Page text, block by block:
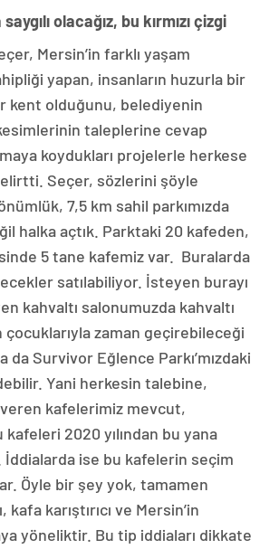
olacağız, bu kırmızı çizgi
Mersin’in farklı yaşam
yapan, insanların huzurla bir
kent olduğunu, belediyenin
taleplerine cevap
koydukları projelerle herkese
Seçer, sözlerini şöyle
7,5 km sahil parkımızda
halka açtık. Parktaki 20 kafeden,
5 tane kafemiz var. Buralarda
satılabiliyor. İsteyen burayı
kahvaltı salonumuzda kahvaltı
zaman geçirebileceği
da Survivor Eğlence Parkı’mızdaki
Yani herkesin talebine,
kafelerimiz mevcut,
2020 yılından bu yana
İddialarda ise bu kafelerin seçim
Öyle bir şey yok, tamamen
karıştırıcı ve Mersin’in
yöneliktir. Bu tip iddiaları dikkate